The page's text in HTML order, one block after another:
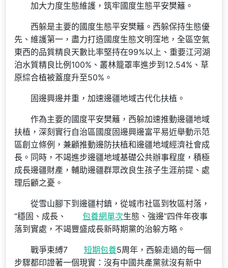
加大力度生態維護，筑牢國度生態平安樊籬。
西躲是主要的國度生態平安樊籬。西躲保持生態優
先、維護第一，盡力打造國度生態文明窪地，全區空氣
東西的品質精良天數比率堅持在99%以上、重要江河湖
泊水質精良比例100%、叢林籠罩率進步到12.54%、草
原綜合植被蓋度升至50%。
固邊興邊并重，加速邊疆地域古代化扶植。
作為主要的國度平安樊籬，西躲加速推動邊疆地域
扶植，深刻實行自治區國度固邊興邊富平易近舉動示范
區創立條例，兼顧推動邊防扶植和邊疆地域經濟社會成
長。同時，不竭進步邊疆地域基礎公共辦事程度，積極
成長邊疆財產，輔助邊疆群眾改良生孩子生涯前提、處
理后顧之憂。
從雪山腳下到邊疆村鎮，從城市社區到牧區村落，
“穩固、成長、
包養網單次生態、強邊”四件年夜事
落到實處，不竭豐盛成長新時期黨的治躲方略。
戰爭束縛7 短期包養5周年，西躲走過的每一個
步驟都印證著一個現實：沒有中國共產黨就沒有新中